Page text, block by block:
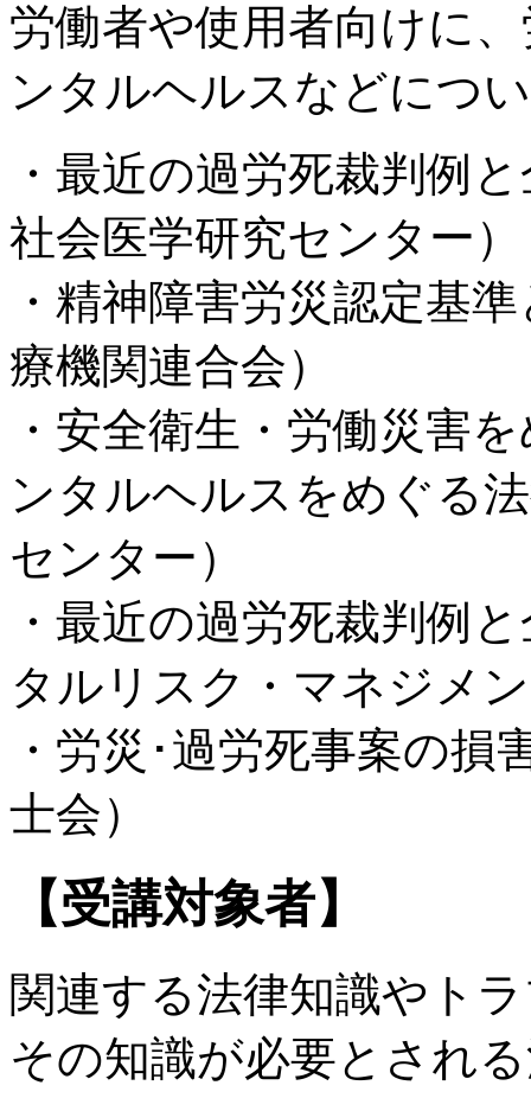
労働者や使用者向けに
ンタルヘルスなどにつ
・最近の過労死裁判例
社会医学研究センター）
・精神障害労災認定基
療機関連合会）
・安全衛生・労働災害
ンタルヘルスをめぐる
センター）
・最近の過労死裁判例
タルリスク・マネジメ
・労災･過労死事案の損
士会）
【受講対象者】
関連する法律知識やト
その知識が必要とされ